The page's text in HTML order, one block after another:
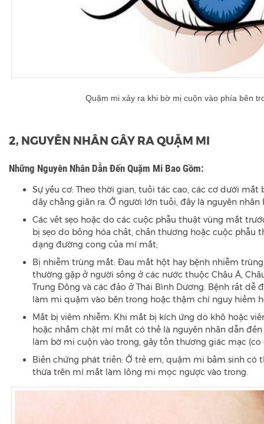
Quặm mi xảy ra khi bờ mị cuộn vào phía bên
2, NGUYÊN NHÂN GÂY RA QUẶM MI
Những Nguyên Nhân Dẫn Đến Quặm Mi Bao Gồm:
Sự yếu cơ: Theo thời gian, tuổi tác cao, các cơ dưới mắt
dây chằng giãn ra. Ở người lớn tuổi, đây là nguyên
Các vết sẹo hoặc do các cuộc phẫu thuật vùng mắt
bị sẹo do bỏng hóa chất, chấn thương hoặc cuộc phẫu
dạng đường cong của mí mắt;
Bị nhiễm trùng mắt: Đau mắt hột hay bệnh nhiễm
thường gặp ở người sống ở các nước thuộc Châu Á,
Trung Đông và các đảo ở Thái Bình Dương. Bệnh rất dễ
làm mi quặm vào bên trong hoặc thậm chí nguy hiểm
Mắt bị viêm nhiễm: Khi mắt bị kích ứng do khô hoặc
hoặc nhắm chặt mí mắt có thể là nguyên nhân dẫn
làm bờ mi cuộn vào trong, gây tổn thương giác mạc (co
Biến chứng phát triển: Ở trẻ em, quặm mi bẩm sinh có
thừa trên mí mắt làm lông mi mọc ngược vào trong.